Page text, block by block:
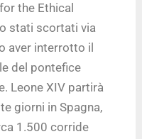
the Ethical
stati scortati via
aver interrotto il
del pontefice
Leone XIV partirà
giorni in Spagna,
1.500 corride